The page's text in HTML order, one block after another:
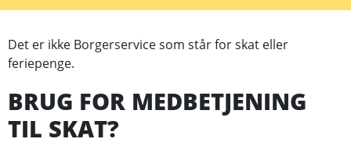
Det er ikke Borgerservice som står for skat eller
feriepenge.
BRUG FOR MEDBETJENING
TIL SKAT?